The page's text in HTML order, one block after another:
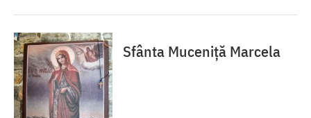
Sfânta Muceniță Marcela